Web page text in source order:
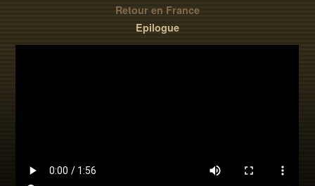
Retour en France
Epilogue